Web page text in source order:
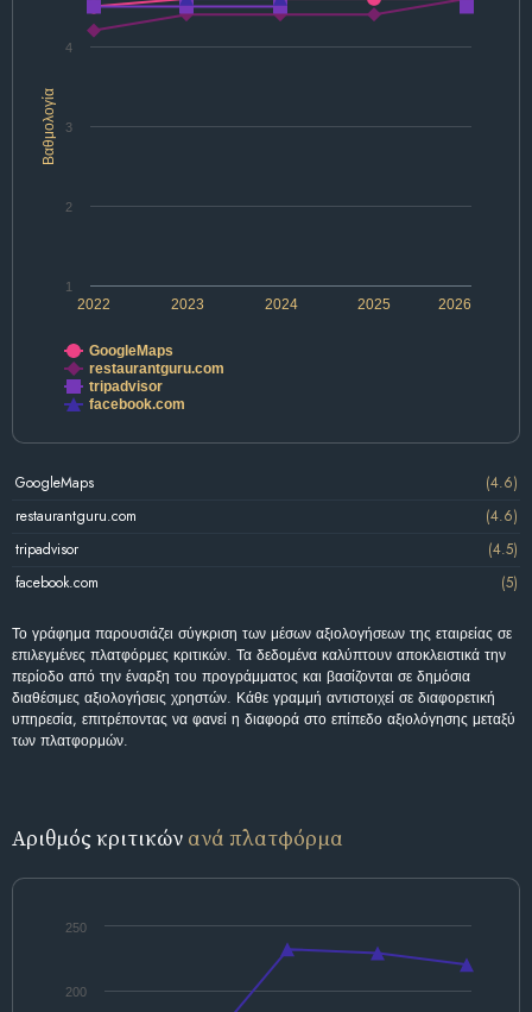
Βαθμολογία
2022 2024 2026
2023 2025
1
2
3
4
GoogleMaps
restaurantguru.com
tripadvisor
facebook.com
GoogleMaps
(4.6)
restaurantguru.com
(4.6)
tripadvisor
(4.5)
facebook.com
(5)
Το γράφημα παρουσιάζει σύγκριση των μέσων αξιολογήσεων της εταιρείας σε
επιλεγμένες πλατφόρμες κριτικών. Τα δεδομένα καλύπτουν αποκλειστικά την
περίοδο από την έναρξη του προγράμματος και βασίζονται σε δημόσια
διαθέσιμες αξιολογήσεις χρηστών. Κάθε γραμμή αντιστοιχεί σε διαφορετική
υπηρεσία, επιτρέποντας να φανεί η διαφορά στο επίπεδο αξιολόγησης μεταξύ
των πλατφορμών.
Αριθμός κριτικών ανά πλατφόρμα
200
250